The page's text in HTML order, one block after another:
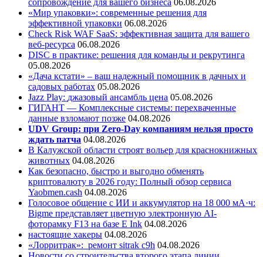
сопровождение для вашего бизнеса 06.08.2026
«Мир упаковки»: современные решения для
эффективной упаковки 06.08.2026
Check Risk WAF SaaS: эффективная защита для вашего
веб-ресурса 06.08.2026
DISC в практике: решения для команды и рекрутинга
05.08.2026
«Дача кстати» – ваш надежный помощник в дачных и
садовых работах 05.08.2026
Jazz Play: джазовый ансамбль цена 05.08.2026
ГИГАНТ — Комплексные системы: перехваченные
данные взломают позже 04.08.2026
UDV Group: при Zero-Day компаниям нельзя просто
ждать патча 04.08.2026
В Калужской области строят вольер для краснокнижных
животных 04.08.2026
Как безопасно, быстро и выгодно обменять
криптовалюту в 2026 году: Полный обзор сервиса
Yaobmen.cash 04.08.2026
Голосовое общение с ИИ и аккумулятор на 18 000 мА·ч:
Bigme представляет цветную электронную AI-
фоторамку F13 на базе E Ink 04.08.2026
настоящие хакеры 04.08.2026
«Лорритрак»: ремонт sitrak c9h 04.08.2026